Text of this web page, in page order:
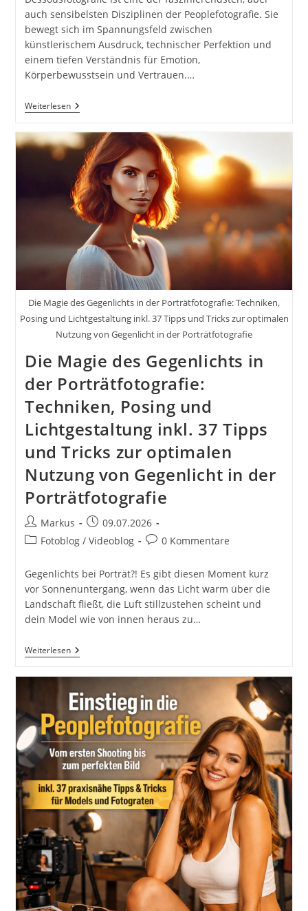
auch sensibelsten Disziplinen der Peoplefotografie. Sie
bewegt sich im Spannungsfeld zwischen
künstlerischem Ausdruck, technischer Perfektion und
einem tiefen Verständnis für Emotion,
Körperbewusstsein und Vertrauen.…
WeiterlesenDessousfotografie
–
Ästhetik,
Vertrauen
Und
Professionalität
Inkl.
37
Tipps
&
Tricks
Die Magie des Gegenlichts in der Porträtfotografie: Techniken,
Posing und Lichtgestaltung inkl. 37 Tipps und Tricks zur optimalen
Nutzung von Gegenlicht in der Porträtfotografie
Die Magie des Gegenlichts in
der Porträtfotografie:
Techniken, Posing und
Lichtgestaltung inkl. 37 Tipps
und Tricks zur optimalen
Nutzung von Gegenlicht in der
Porträtfotografie
Beitrags-
Autor:
Markus
Beitrag
veröffentlicht:
09.07.2026
Beitrags-
Fotoblog / Videoblog
Beitrags-
0 Kommentare
Gegenlichts bei Porträt?! Es gibt diesen Moment kurz
vor Sonnenuntergang, wenn das Licht warm über die
Landschaft fließt, die Luft stillzustehen scheint und
dein Model wie von innen heraus zu…
WeiterlesenDie
Magie
In
Der
Porträtfotografie:
Techniken,
Posing
Und
Lichtgestaltung
Inkl.
37
Tipps
Und
Tricks
Zur
Optimalen
Nutzung
Von
Gegenlicht
In
Der
Porträtfotografie